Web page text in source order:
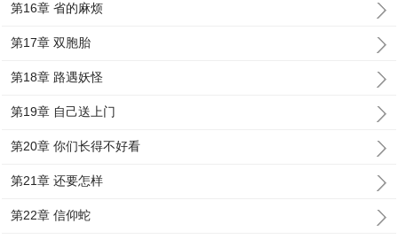
第16章 省的麻烦
第17章 双胞胎
第18章 路遇妖怪
第19章 自己送上门
第20章 你们长得不好看
第21章 还要怎样
第22章 信仰蛇